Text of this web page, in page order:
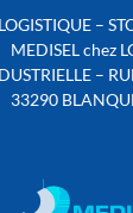
LOGISTIQUE –
MEDISEL chez
–
33290